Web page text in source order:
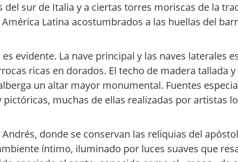
sur de Italia y a ciertas torres moriscas de la
Latina acostumbrados a las huellas del
evidente. La nave principal y las naves laterales
ricas en dorados. El techo de madera tallada
un altar mayor monumental. Fuentes
muchas de ellas realizadas por artistas
donde se conservan las reliquias del
íntimo, iluminado por luces suaves que